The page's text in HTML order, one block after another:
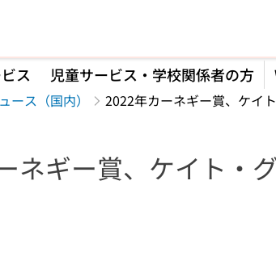
ス 児童サービス・学校関係者の方
ース（国内） 2022年カーネギー賞、ケイ
ネギー賞、ケイト・